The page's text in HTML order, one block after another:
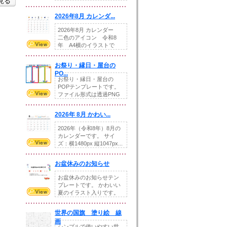
2026年8月 カレンダ...
2026年8月 カレンダー
二色のアイコン 令和8
年 A4横のイラストで
お祭り・縁日・屋台の
PO...
お祭り・縁日・屋台の
POPテンプレートです。
ファイル形式は透過PNG
2026年 8月 かわい...
2026年（令和8年）8月の
カレンダーです。 サイ
ズ：横1480px 縦1047px...
お盆休みのお知らせ
お盆休みのお知らせテン
プレートです。 かわいい
夏のイラスト入りです。
世界の国旗 塗り絵 線
画